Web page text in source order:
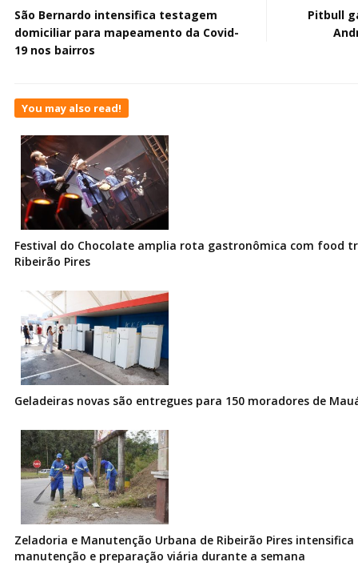
São Bernardo intensifica testagem
domiciliar para mapeamento da Covid-
19 nos bairros
Pitbull
You may also read!
Festival do Chocolate amplia rota gastronômica com food
Ribeirão Pires
Geladeiras novas são entregues para 150 moradores de
Zeladoria e Manutenção Urbana de Ribeirão Pires intensifica
manutenção e preparação viária durante a semana